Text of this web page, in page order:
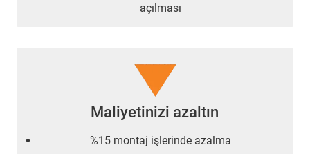
açılması
Maliyetinizi azaltın
%15 montaj işlerinde azalma